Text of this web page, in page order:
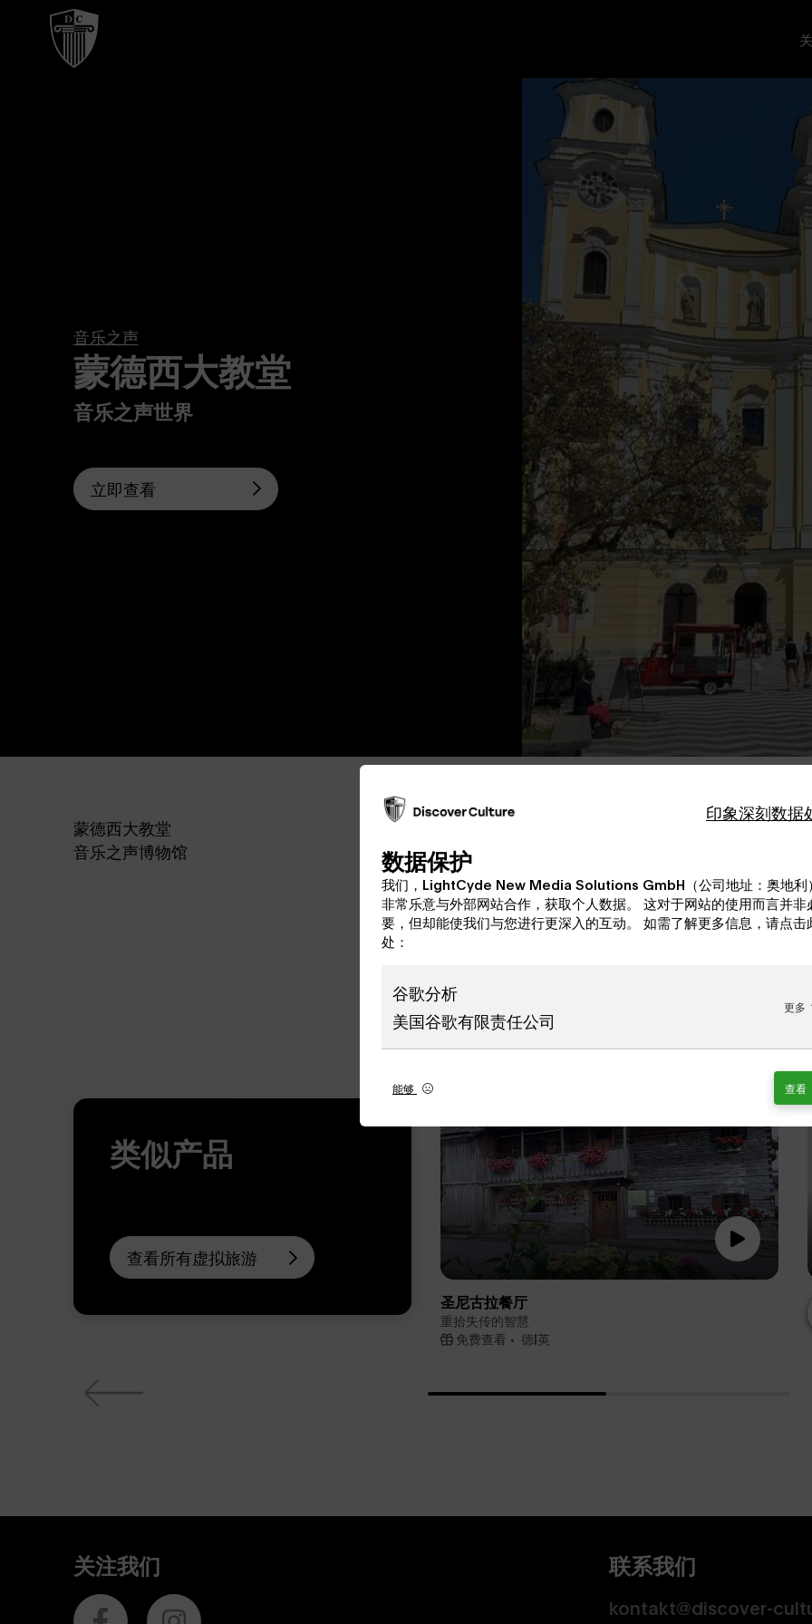
音乐之声
蒙德西大教堂
音乐之声世界
立即查看
蒙德西大教堂
音乐之声博物馆
类似产品
查看所有虚拟旅游
圣尼古拉餐厅
重拾失传的智慧
免费查看
德|英
关注我们 联系我们
kontakt@discover-
印象深刻数据
数据保护
我们，LightCyde New Media Solutions GmbH（公司地址：奥地利
非常乐意与外部网站合作，获取个人数据。 这对于网站的使用而言并非
要，但却能使我们与您进行更深入的互动。 如需了解更多信息，请点击
处：
谷歌分析
美国谷歌有限责任公司
更多
能够 查看